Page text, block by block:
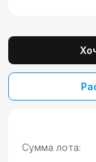
Сумма лота: